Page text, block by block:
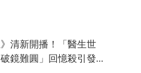
清新開播！「醫生世
鏡難圓」回憶殺引發